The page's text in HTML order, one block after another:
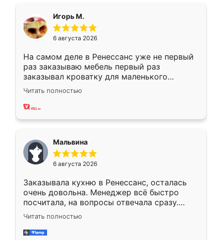
Игорь М.
6 августа 2026
На самом деле в Ренессанс уже не первый
раз заказываю мебель первый раз
заказывал кроватку для маленького
ребёнка при его рождении ,во второй раз
заказал шкаф-купе. По качеству очень
хорошее сборка достаточно быстрая,
меньше, здесь же он более разнообразный.
Мне нравится ,если что-то потребуется из
мебели буду заказывать только здесь.
Читать полностью
Мальвина
6 августа 2026
Заказывала кухню в Ренессанс, осталась
очень довольна. Менеджер всё быстро
посчитала, на вопросы отвечала сразу.
Замерщик приехал в субботу, подошёл к
делу со всей ответственностью. Собрали
за день, ребята работали аккуратно, даже
Читать полностью